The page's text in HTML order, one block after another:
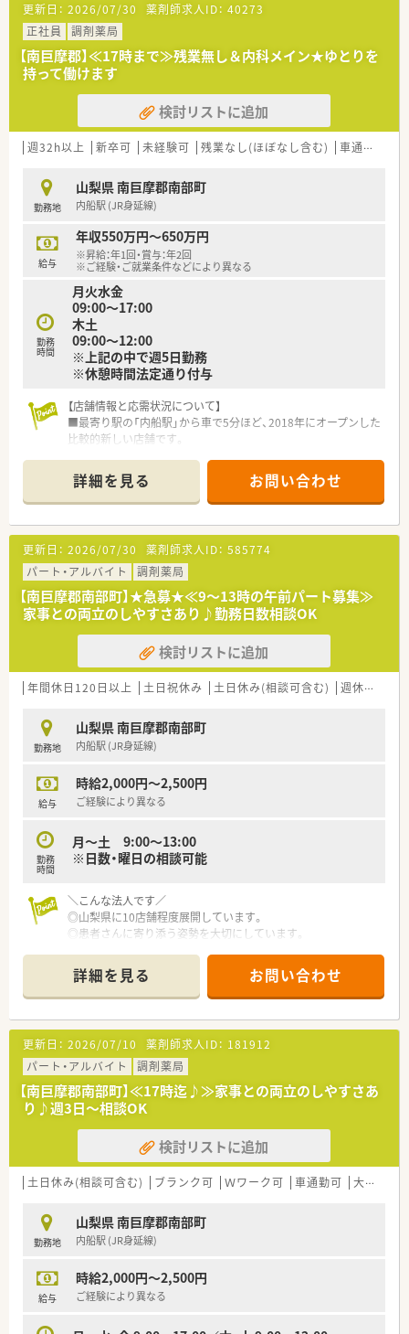
更新日： 2026/07/30 薬剤師求人ID： 40273
正社員
調剤薬局
【南巨摩郡】≪17時まで≫残業無し＆内科メイン★ゆとりを
持って働けます
検討リストに追加
週32h以上 新卒可 未経験可 残業なし(ほぼなし含む) 車通勤可
勤務地
山梨県 南巨摩郡南部町
内船駅 (JR身延線)
給与
年収550万円～650万円
※昇給：年1回・賞与：年2回
※ご経験・ご就業条件などにより異なる
勤務
時間
月火水金
09:00～17:00
木土
09:00～12:00
※上記の中で週5日勤務
※休憩時間法定通り付与
【店舗情報と応需状況について】
■最寄り駅の「内船駅」から車で5分ほど、2018年にオープンした
比較的新しい店舗です。
枚程度と落ち着いています。
■薬剤師は常勤1名とパート1名が在籍し、協力しながら業務に
あたっています。
【勤務実態について】
■平日の開局時間は17時まで、木曜・土曜は12時までと、終業時
間が早いのが特徴です。
■法人全体の残業時間は月平均5時間から10時間程度と、非常に
少ない水準です。
■年間休日は114日から116日程度あり、夏季休暇（3日）や年末
年始休暇（4日）もございます。
【法人特徴について】
■山梨県を中心に12店舗の調剤薬局を展開し、地域のかかりつ
■法人として託児所を保有し、男性の育休取得も推奨するなど、
子育て支援が手厚いです。
■勤続40年以上の従業員も在籍しており、離職率が低く、長く働
詳細を見る お問い合わせ
更新日： 2026/07/30 薬剤師求人ID： 585774
パート・アルバイト
調剤薬局
【南巨摩郡南部町】★急募★≪9～13時の午前パート募集≫
家事との両立のしやすさあり♪勤務日数相談OK
検討リストに追加
年間休日120日以上 土日祝休み 土日休み(相談可含む) 週休2.5日以上
勤務地
山梨県 南巨摩郡南部町
内船駅 (JR身延線)
給与
時給2,000円～2,500円
ご経験により異なる
勤務
時間
月～土 9:00～13:00
※日数・曜日の相談可能
＼こんな法人です／
◎山梨県に10店舗程度展開しています。
◎患者さんに寄り添う姿勢を大切にしています。
地域のかかりつけ薬局を目指しています
◎訪問在宅にも対応しています
◎カフェ併設店もあり、患者様が気軽に
健康相談へ来やすいような取り組みをしております
＼効率化をすすめています／
◎薬剤師さんの業務効率化の為ICT化を進めています
◎自動薬剤ピッキング装置などを導入している店舗もあり、
業務スピードを高めながら調剤の安全性を確保をしております
◎ドライブスルーでのお薬のお渡し、オンライン服薬指導などに
も
対応しています
詳細を見る お問い合わせ
更新日： 2026/07/10 薬剤師求人ID： 181912
パート・アルバイト
調剤薬局
【南巨摩郡南部町】≪17時迄♪≫家事との両立のしやすさあ
り♪週3日～相談OK
検討リストに追加
土日休み(相談可含む) ブランク可 Ｗワーク可 車通勤可 大手チェーン以外
勤務地
山梨県 南巨摩郡南部町
内船駅 (JR身延線)
給与
時給2,000円～2,500円
ご経験により異なる